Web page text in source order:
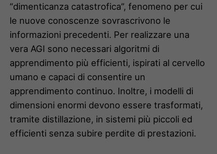
“dimenticanza catastrofica”, fenomeno per cui
le nuove conoscenze sovrascrivono le
informazioni precedenti. Per realizzare una
vera AGI sono necessari algoritmi di
apprendimento più efficienti, ispirati al cervello
umano e capaci di consentire un
apprendimento continuo. Inoltre, i modelli di
dimensioni enormi devono essere trasformati,
tramite distillazione, in sistemi più piccoli ed
efficienti senza subire perdite di prestazioni.